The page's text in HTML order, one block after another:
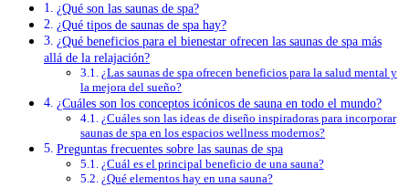
¿Qué son las saunas de spa?
¿Qué tipos de saunas de spa hay?
¿Qué beneficios para el bienestar ofrecen las saunas de spa más
allá de la relajación?
¿Las saunas de spa ofrecen beneficios para la salud mental y
la mejora del sueño?
¿Cuáles son los conceptos icónicos de sauna en todo el mundo?
¿Cuáles son las ideas de diseño inspiradoras para incorporar
saunas de spa en los espacios wellness modernos?
Preguntas frecuentes sobre las saunas de spa
¿Cuál es el principal beneficio de una sauna?
¿Qué elementos hay en una sauna?